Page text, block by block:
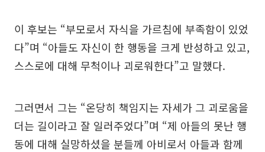
이 후보는 “부모로서 자식을 가르침에 부족함이 있었
다”며 “아들도 자신이 한 행동을 크게 반성하고 있고,
스스로에 대해 무척이나 괴로워한다”고 말했다.
그러면서 그는 “온당히 책임지는 자세가 그 괴로움을
더는 길이라고 잘 일러주었다”며 “제 아들의 못난 행
동에 대해 실망하셨을 분들께 아비로서 아들과 함께